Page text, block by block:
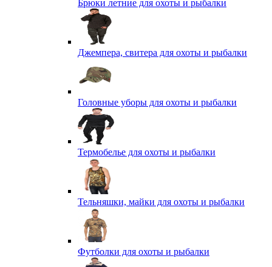
Брюки летние для охоты и рыбалки
Джемпера, свитера для охоты и рыбалки
Головные уборы для охоты и рыбалки
Термобелье для охоты и рыбалки
Тельняшки, майки для охоты и рыбалки
Футболки для охоты и рыбалки